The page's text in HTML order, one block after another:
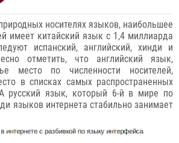
носителях языков, наибольшее
имеет китайский язык с 1,4 миллиарда
испанский, английский, хинди и
отметить, что английский язык,
место по численности носителей,
в списках самых распространенных
русский язык, который 6-й в мире по
языков интернета стабильно занимает